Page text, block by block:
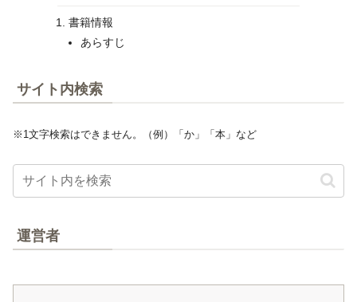
書籍情報
あらすじ
サイト内検索
※1文字検索はできません。（例）「か」「本」など
運営者